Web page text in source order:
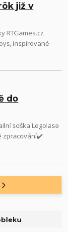
již v
RTGames.cz
inspirované
do
soška Legolase
zpracování✔️